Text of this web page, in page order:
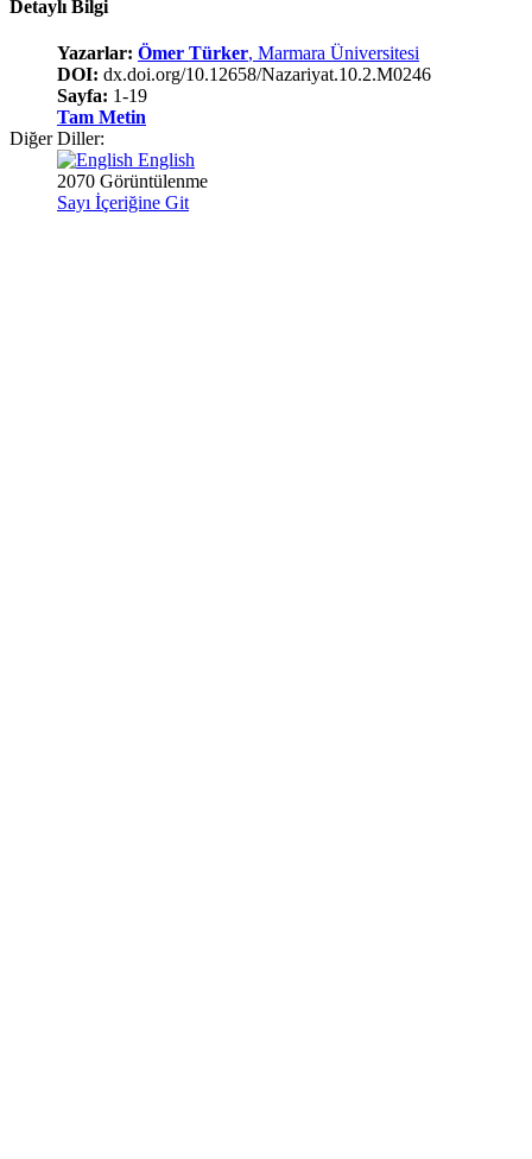
Detaylı Bilgi
Yazarlar: Ömer Türker, Marmara Üniversitesi
DOI: dx.doi.org/10.12658/Nazariyat.10.2.M0246
Sayfa: 1-19
Tam Metin
Diğer Diller:
English
2070 Görüntülenme
Sayı İçeriğine Git